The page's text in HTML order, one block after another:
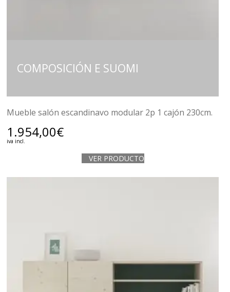
COMPOSICIÓN E SUOMI
Mueble salón escandinavo modular 2p 1 cajón 230cm.
1.954,00€
iva incl.
VER PRODUCTO